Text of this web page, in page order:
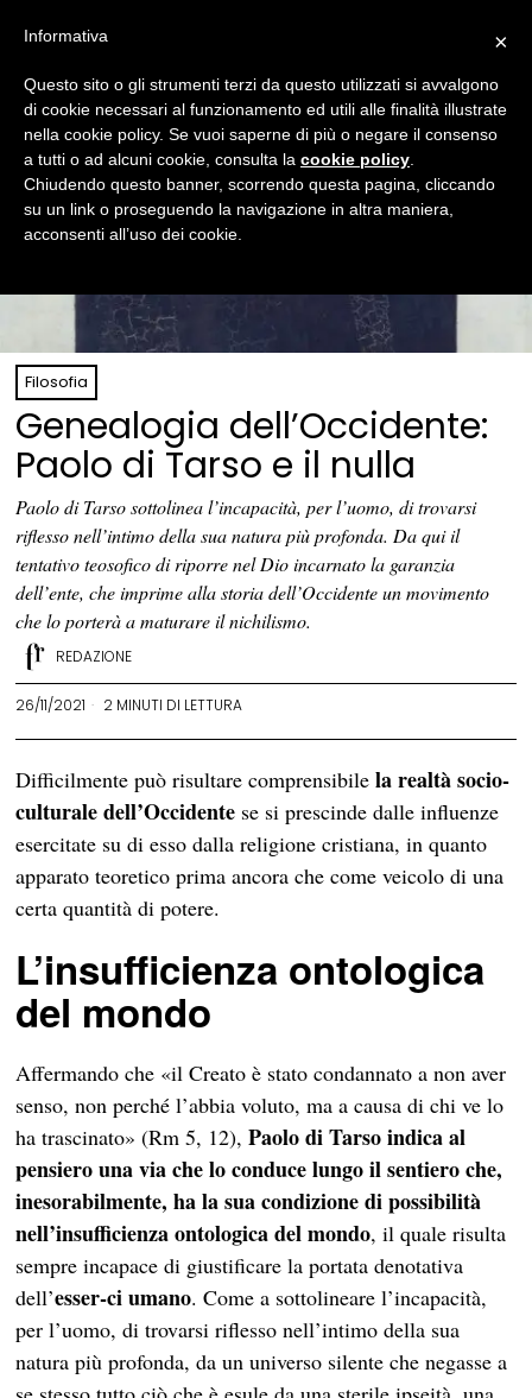
Filosofia
Genealogia dell’Occidente:
Paolo di Tarso e il nulla
Paolo di Tarso sottolinea l’incapacità, per l’uomo, di trovarsi
riflesso nell’intimo della sua natura più profonda. Da qui il
tentativo teosofico di riporre nel Dio incarnato la garanzia
dell’ente, che imprime alla storia dell’Occidente un movimento
che lo porterà a maturare il nichilismo.
REDAZIONE
26/11/2021 2 MINUTI DI LETTURA
Difficilmente può risultare comprensibilela realtà socio-
culturale dell’Occidente se si prescinde dalle influenze
esercitate su di esso dalla religione cristiana, in quanto
apparato teoretico prima ancora che come veicolo di una
certa quantità di potere.
L’insufficienza ontologica
del mondo
Affermando che «il Creato è stato condannato a non aver
senso, non perché l’abbia voluto, ma a causa di chi ve lo
ha trascinato» (Rm 5, 12),Paolo di Tarso indica al
pensiero una via che lo conduce lungo il sentiero che,
inesorabilmente, ha la sua condizione di possibilità
nell’insufficienza ontologica del mondo, il quale risulta
sempre incapace di giustificare la portata denotativa
dell’esser-ci umano. Come a sottolineare l’incapacità,
per l’uomo, di trovarsi riflesso nell’intimo della sua
natura più profonda, da un universo silente che negasse a
×
Informativa
Questo sito o gli strumenti terzi da questo utilizzati si avvalgono
di cookie necessari al funzionamento ed utili alle finalità illustrate
nella cookie policy. Se vuoi saperne di più o negare il consenso
a tutti o ad alcuni cookie, consulta la cookie policy
Chiudendo questo banner, scorrendo questa pagina, cliccando
su un link o proseguendo la navigazione in altra maniera,
acconsenti all’uso dei cookie.